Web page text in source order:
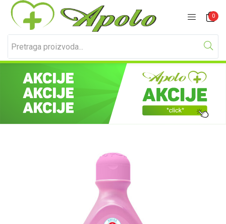
0
Prijavite se Registracija
Unesite svoje korisničko ime i lozinku za prijavu.